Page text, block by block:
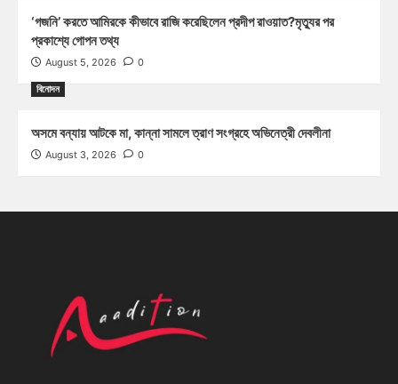
‘গজনি’ করতে আমিরকে কীভাবে রাজি করেছিলেন প্রদীপ রাওয়াত?মৃত্যুর পর
প্রকাশ্যে গোপন তথ্য
August 5, 2026 0
বিনোদন
অসমে বন্যায় আটকে মা, কান্না সামলে ত্রাণ সংগ্রহে অভিনেত্রী দেবলীনা
August 3, 2026 0